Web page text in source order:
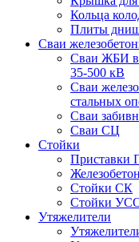
Кольца
Плиты
Сваи
Сваи ЖБИ
35-500 кВ
Сваи
стальных
Сваи
Сваи СЦ
Стойки
Приставки
Стойки СК
Стойки
Утяжелители